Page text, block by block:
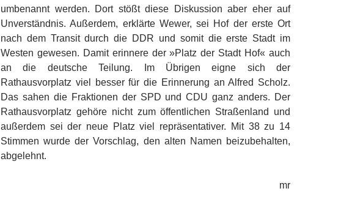
umbenannt werden. Dort stößt diese Diskussion aber eher auf
Unverständnis. Außerdem, erklärte Wewer, sei Hof der erste Ort
nach dem Transit durch die DDR und somit die erste Stadt im
Westen gewesen. Damit erinnere der »Platz der Stadt Hof« auch
an die deutsche Teilung. Im Übrigen eigne sich der
Rathausvorplatz viel besser für die Erinnerung an Alfred Scholz.
Das sahen die Fraktionen der SPD und CDU ganz anders. Der
Rathausvorplatz gehöre nicht zum öffentlichen Straßenland und
außerdem sei der neue Platz viel repräsentativer. Mit 38 zu 14
Stimmen wurde der Vorschlag, den alten Namen beizubehalten,
abgelehnt.
mr